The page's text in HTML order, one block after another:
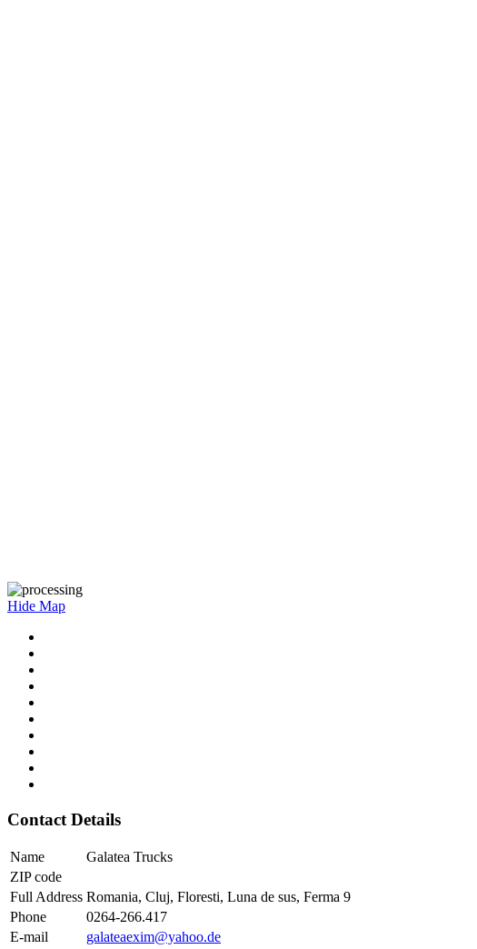
Hide Map
Contact Details
Name
Galatea Trucks
ZIP code
Full Address Romania, Cluj, Floresti, Luna de sus, Ferma 9
Phone
0264-266.417
E-mail
galateaexim@yahoo.de